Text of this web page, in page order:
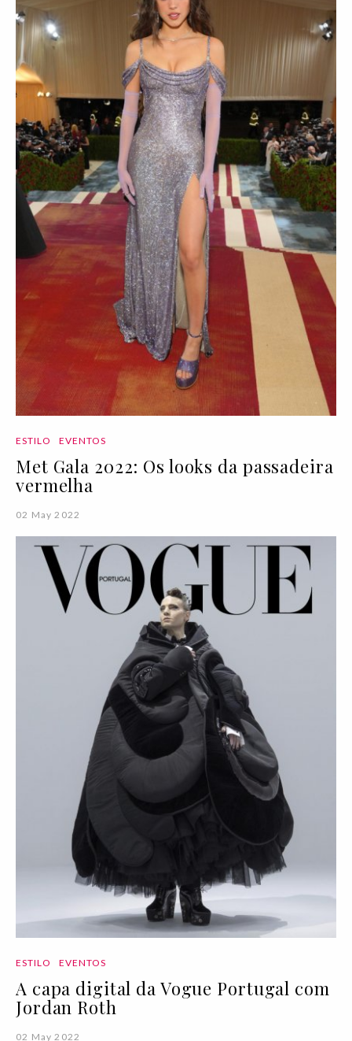
ESTILO EVENTOS
Met Gala 2022: Os looks da passadeira
vermelha
02 May 2022
ESTILO EVENTOS
A capa digital da Vogue Portugal com
Jordan Roth
02 May 2022